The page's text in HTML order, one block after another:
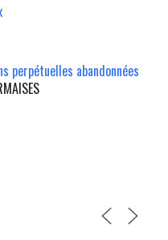
perpétuelles abandonnées